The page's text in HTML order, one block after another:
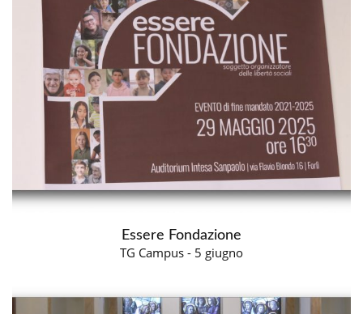
Essere Fondazione
TG Campus - 5 giugno